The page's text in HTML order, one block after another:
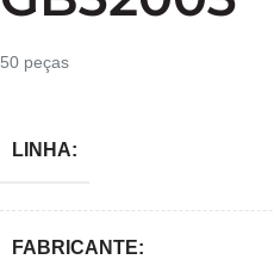
50 peças
LINHA:
FABRICANTE: